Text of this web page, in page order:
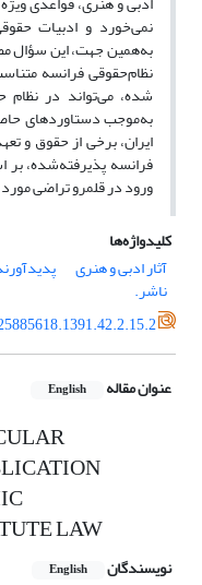
نمی‌خورد و ادبیات
به‌همین جهت، این سؤال
نظام‌حقوقی فرانسه
شده، می‌تواند در نظام‌
به‌موجب دستاوردهای
ایران، برخی از حقوق و
فرانسه پذیرفته‌شده،
ورود در قلمرو تراضی
کلیدواژه‌ها
آثار ادبی و هنری
ناشر.
عنوان مقاله English
LAW
نویسندگان English